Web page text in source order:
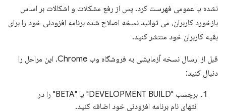
نشده یا عمومی فهرست کرد. پس از رفع مشکلات و اشکالات بر اساس
بازخورد کاربران، می توانید نسخه اصلاح شده برنامه افزودنی خود را برای
بقیه کاربران خود منتشر کنید.
قبل از ارسال نسخه آزمایشی به فروشگاه وب Chrome، این مراحل را
دنبال کنید:
برچسب "DEVELOPMENT BUILD" یا "BETA" را در
انتهای نام برنامه افزودنی خود اضافه کنید.